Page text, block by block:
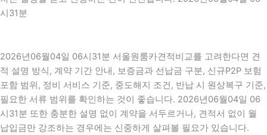
시31분
2026년06월04일 06시31분 서울원룸카견적비교를 고려한다면 견
적 설명 방식, 계약 기간 안내, 보증금과 선납금 구분, 신규P2P 보험
포함 범위, 정비 서비스 기준, 중도해지 조건, 반납 시 원상복구 기준,
필요한 서류 범위를 확인하는 것이 좋습니다. 2026년06월04일 06
시31분 또한 충분한 설명 없이 계약을 서두르거나, 견적서 없이 월
납입금만 강조하는 경우에는 신중하게 살펴볼 필요가 있습니다.